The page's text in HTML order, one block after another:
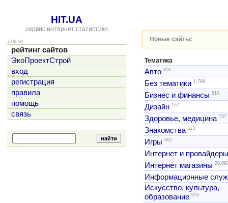
HIT.UA
сервис интернет статистики
7:06:50
рейтинг сайтов
ЭкоПроектСтрой
вход
регистрация
правила
помощь
связь
Новые сайты:
Тематика
Авто 856
Без тематики 1,799
Бизнес и финансы 610
Дизайн 167
Здоровье, медицина 737
Знакомства 113
Игры 682
Интернет и провайдеры
Интернет магазины
Информационные
Искусство, культура,
образование 916